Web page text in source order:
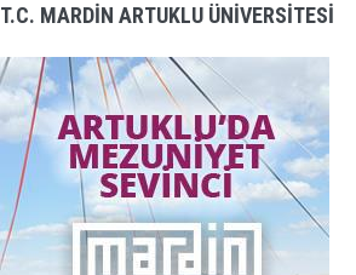
T.C. MARDİN ARTUKLU ÜNİVERSİTESİ